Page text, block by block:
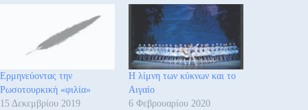
Ερμηνεύοντας την
Ρωσοτουρκική «φιλία»
15 Δεκεμβρίου 2019
Η λίμνη των κύκνων και το
Αιγαίο
6 Φεβρουαρίου 2020